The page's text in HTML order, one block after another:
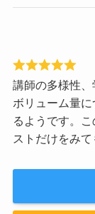
講師の多様性、
ボリューム量
るようです。
ストだけをみて